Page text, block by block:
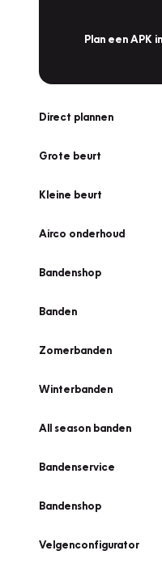
Plan een APK in
Direct plannen
Grote beurt
Kleine beurt
Airco onderhoud
Bandenshop
Banden
Zomerbanden
Winterbanden
All season banden
Bandenservice
Bandenshop
Velgenconfigurator